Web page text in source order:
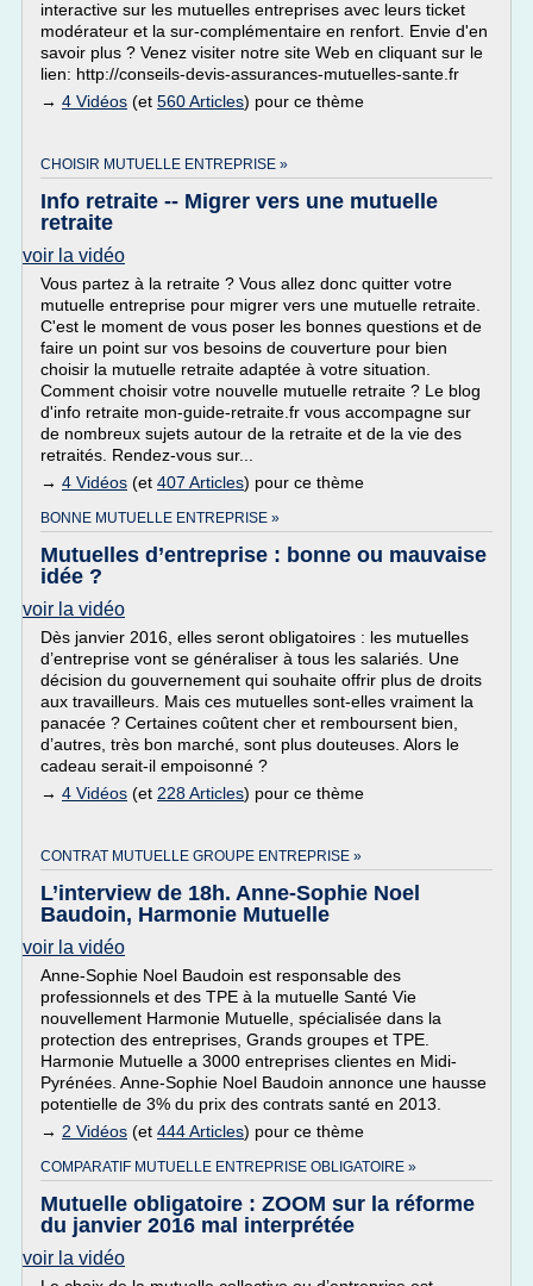
interactive sur les mutuelles entreprises avec leurs ticket
modérateur et la sur-complémentaire en renfort. Envie d'en
savoir plus ? Venez visiter notre site Web en cliquant sur le
lien: http://conseils-devis-assurances-mutuelles-sante.fr
→ 4 Vidéos (et 560 Articles) pour ce thème
CHOISIR MUTUELLE ENTREPRISE »
Info retraite -- Migrer vers une mutuelle
retraite
voir la vidéo
Vous partez à la retraite ? Vous allez donc quitter votre
mutuelle entreprise pour migrer vers une mutuelle retraite.
C'est le moment de vous poser les bonnes questions et de
faire un point sur vos besoins de couverture pour bien
choisir la mutuelle retraite adaptée à votre situation.
Comment choisir votre nouvelle mutuelle retraite ? Le blog
d'info retraite mon-guide-retraite.fr vous accompagne sur
de nombreux sujets autour de la retraite et de la vie des
retraités. Rendez-vous sur...
→ 4 Vidéos (et 407 Articles) pour ce thème
BONNE MUTUELLE ENTREPRISE »
Mutuelles d’entreprise : bonne ou mauvaise
idée ?
voir la vidéo
Dès janvier 2016, elles seront obligatoires : les mutuelles
d’entreprise vont se généraliser à tous les salariés. Une
décision du gouvernement qui souhaite offrir plus de droits
aux travailleurs. Mais ces mutuelles sont-elles vraiment la
panacée ? Certaines coûtent cher et remboursent bien,
d’autres, très bon marché, sont plus douteuses. Alors le
cadeau serait-il empoisonné ?
→ 4 Vidéos (et 228 Articles) pour ce thème
CONTRAT MUTUELLE GROUPE ENTREPRISE »
L’interview de 18h. Anne-Sophie Noel
Baudoin, Harmonie Mutuelle
voir la vidéo
Anne-Sophie Noel Baudoin est responsable des
professionnels et des TPE à la mutuelle Santé Vie
nouvellement Harmonie Mutuelle, spécialisée dans la
protection des entreprises, Grands groupes et TPE.
Harmonie Mutuelle a 3000 entreprises clientes en Midi-
Pyrénées. Anne-Sophie Noel Baudoin annonce une hausse
potentielle de 3% du prix des contrats santé en 2013.
→ 2 Vidéos (et 444 Articles) pour ce thème
COMPARATIF MUTUELLE ENTREPRISE OBLIGATOIRE »
Mutuelle obligatoire : ZOOM sur la réforme
du janvier 2016 mal interprétée
voir la vidéo